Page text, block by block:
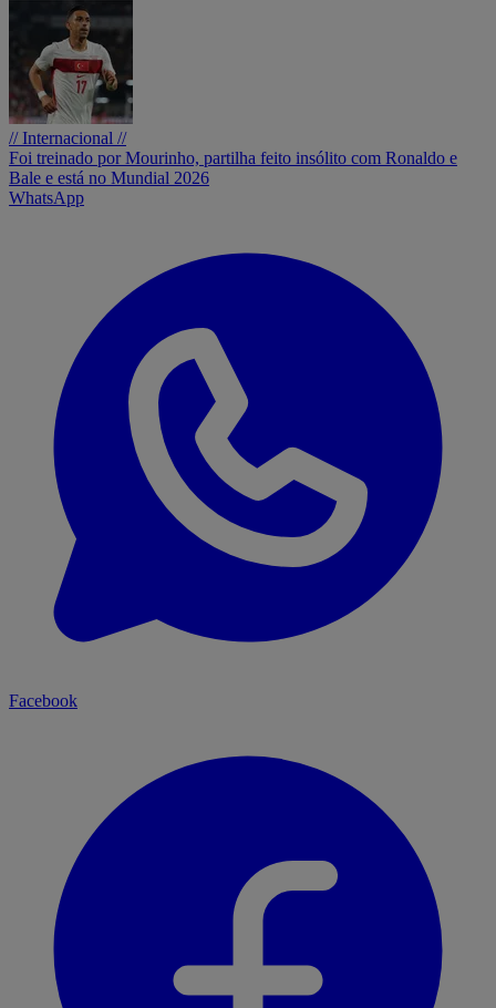
// Internacional //
Foi treinado por Mourinho, partilha feito insólito com Ronaldo e
Bale e está no Mundial 2026
WhatsApp
Facebook